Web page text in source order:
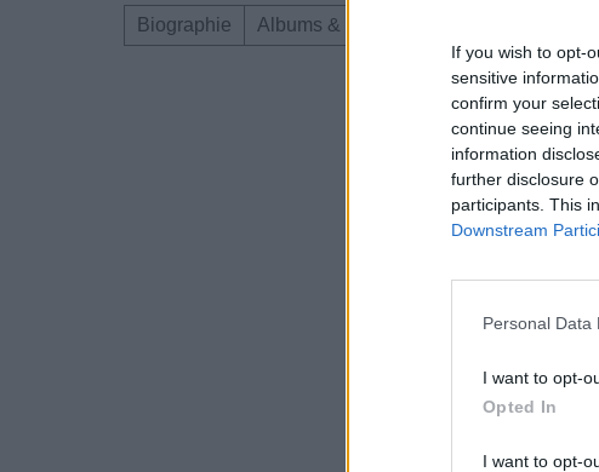
If you wish to opt-
sensitive
confirm your
continue seeing
information
further disclosure
participants. This
Downstream
Personal Data
I want to opt-
Opted In
I want to opt-
Biographie Albums & Chansons
Dire «merci» pour cette